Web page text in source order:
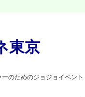
東京
のためのジョジョイベント